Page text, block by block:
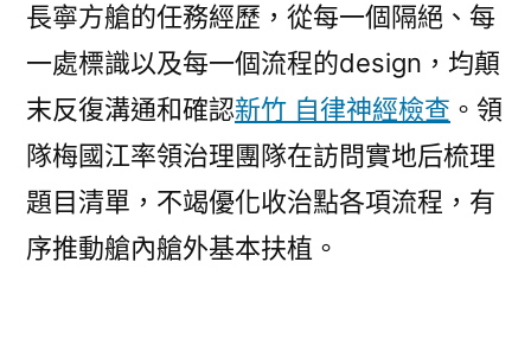
長寧方艙的任務經歷，從每一個隔絕、每
一處標識以及每一個流程的design，均顛
末反復溝通和確認新竹 自律神經檢查 。領
隊梅國江率領治理團隊在訪問實地后梳理
題目清單，不竭優化收治點各項流程，有
序推動艙內艙外基本扶植。